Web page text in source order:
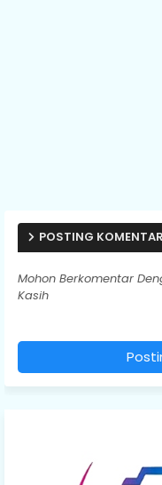
POSTING KOMENTAR
Mohon Berkomentar
Kasih